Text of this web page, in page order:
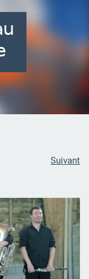
Suivant